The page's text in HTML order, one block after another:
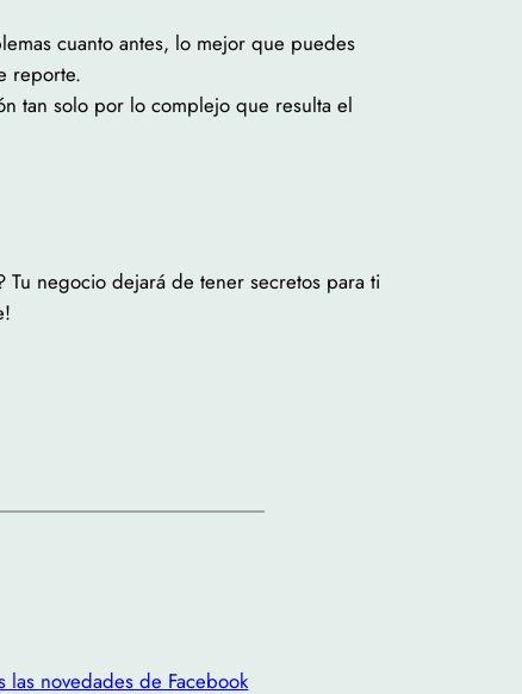
cuanto antes, lo mejor que puedes
reporte.
tan solo por lo complejo que resulta el
Tu negocio dejará de tener secretos para ti
las novedades de Facebook